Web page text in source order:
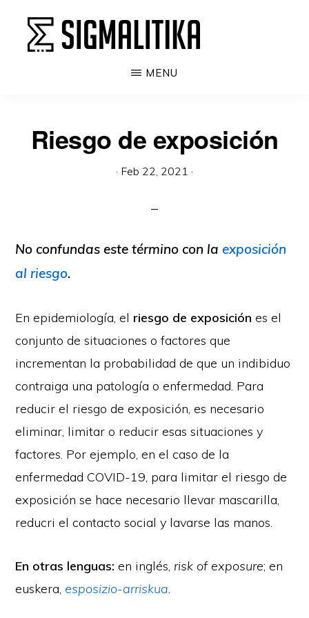
contenido
la
learning
MENU
Riesgo de exposición
· Feb 22, 2021 ·
No confundas este término con laexposición
al riesgo.
En epidemiología, el riesgo de exposición es el
conjunto de situaciones o factores que
incrementan la probabilidad de que un indibiduo
contraiga una patología o enfermedad. Para
reducir el riesgo de exposición, es necesario
eliminar, limitar o reducir esas situaciones y
factores. Por ejemplo, en el caso de la
enfermedad COVID-19, para limitar el riesgo de
exposición se hace necesario llevar mascarilla,
reducri el contacto social y lavarse las manos.
En otras lenguas: en inglés, risk of exposure; en
euskera, esposizio-arriskua.